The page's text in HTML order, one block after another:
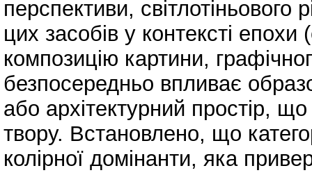
перспективи,
цих засобів у контексті
композицію картини,
безпосередньо впливає
або архітектурний простір,
твору. Встановлено, що
колірної домінанти, яка